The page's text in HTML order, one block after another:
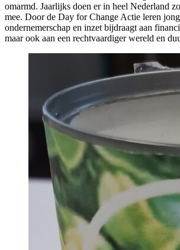
omarmd. Jaarlijks doen er in heel Nederland
mee. Door de Day for Change Actie leren
ondernemerschap en inzet bijdraagt aan
maar ook aan een rechtvaardiger wereld en